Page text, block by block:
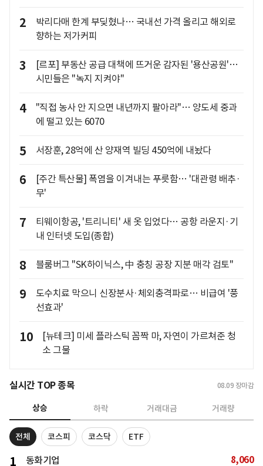
2
박리다매 한계 부딪혔나… 국내선 가격 올리고 해외로
향하는 저가커피
3
[르포] 부동산 공급 대책에 뜨거운 감자된 '용산공원'…
시민들은 "녹지 지켜야"
4
"직접 농사 안 지으면 내년까지 팔아라"… 양도세 중과
에 떨고 있는 6070
5 서장훈, 28억에 산 양재역 빌딩 450억에 내놨다
6
[주간 특산물] 폭염을 이겨내는 푸릇함… '대관령 배추·
무'
7
티웨이항공, '트리니티' 새 옷 입었다… 공항 라운지·기
내 인터넷 도입(종합)
8 블룸버그 "SK하이닉스, 中 충칭 공장 지분 매각 검토"
9
도수치료 막으니 신장분사·체외충격파로… 비급여 '풍
선효과'
10
[뉴테크] 미세 플라스틱 꼼짝 마, 자연이 가르쳐준 청
소 그물
실시간 TOP 종목 08.09 장마감
상승 하락 거래대금 거래량
전체 코스피 코스닥 ETF
1 동화기업 8,060